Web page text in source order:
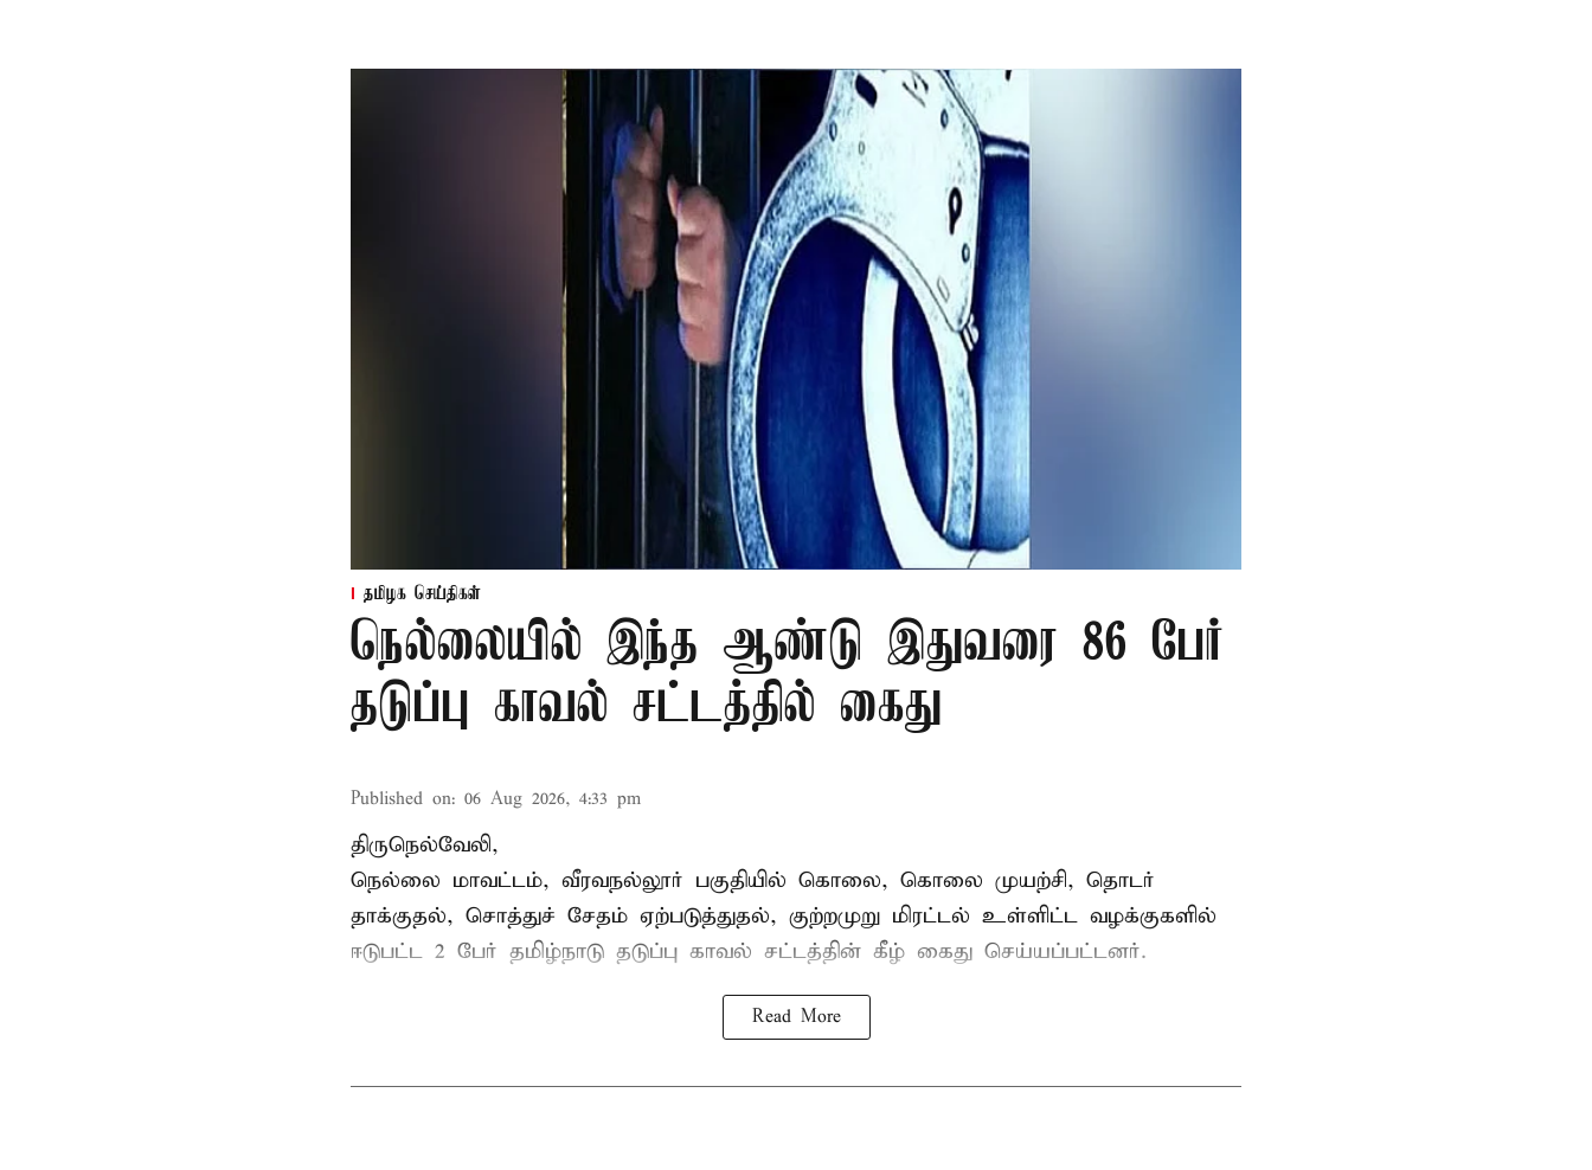
தமிழக செய்திகள்
நெல்லையில் இந்த ஆண்டு இதுவரை 86 பேர்
தடுப்பு காவல் சட்டத்தில் கைது
Published on: 06 Aug 2026, 4:33 pm
திருநெல்வேலி,
நெல்லை மாவட்டம், வீரவநல்லூர் பகுதியில் கொலை, கொலை முயற்சி, தொடர்
தாக்குதல், சொத்துச் சேதம் ஏற்படுத்துதல், குற்றமுறு மிரட்டல் உள்ளிட்ட வழக்குகளில்
ஈடுபட்ட 2 பேர் தமிழ்நாடு தடுப்பு காவல் சட்டத்தின் கீழ் கைது செய்யப்பட்டனர்.
Read More